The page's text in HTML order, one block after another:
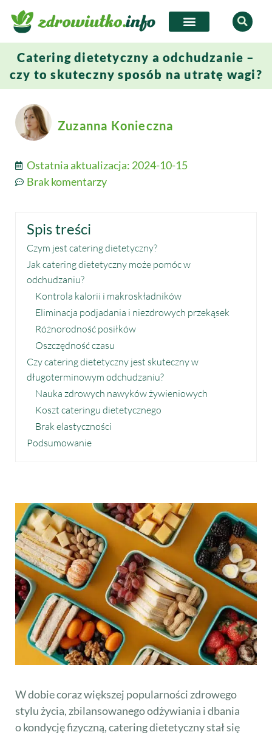
Catering dietetyczny a odchudzanie –
czy to skuteczny sposób na utratę wagi?
Zuzanna Konieczna
Ostatnia aktualizacja: 2024-10-15
Brak komentarzy
Spis treści
Czym jest catering dietetyczny?
Jak catering dietetyczny może pomóc w
odchudzaniu?
Kontrola kalorii i makroskładników
Eliminacja podjadania i niezdrowych przekąsek
Różnorodność posiłków
Oszczędność czasu
Czy catering dietetyczny jest skuteczny w
długoterminowym odchudzaniu?
Nauka zdrowych nawyków żywieniowych
Koszt cateringu dietetycznego
Brak elastyczności
Podsumowanie
W dobie coraz większej popularności zdrowego
stylu życia, zbilansowanego odżywiania i dbania
o kondycję fizyczną, catering dietetyczny stał się